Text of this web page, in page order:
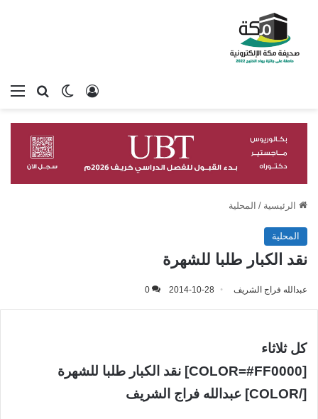
بحثالوضع
تسجيل الدخول
الرئيسية / المحلية
المحلية
نقد الكبار طلبا للشهرة
عبدالله فراج الشريف 2014-10-28
0
كل ثلاثاء
[COLOR=#FF0000] نقد الكبار طلبا للشهرة
[/COLOR] عبدالله فراج الشريف